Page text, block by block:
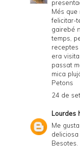
Més
felicitar-
gairebé
temps,
era
passat
mica
Petons
24 de
Lourdes
Me
Besotes.